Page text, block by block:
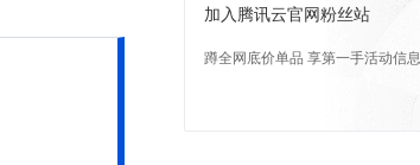
加入腾讯云官网粉丝站
蹲全网底价单品 享第一手活动信息